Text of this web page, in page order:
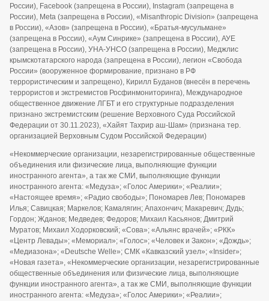
России), Facebook (запрещена в России), Instagram (запрещена в
России), Meta (запрещена в России), «Misanthropic Division» (запрещена
в России), «Азов» (запрещена в России), «Братья-мусульмане»
(запрещена в России), «Аум Синрике» (запрещена в России), АУЕ
(запрещена в России), УНА-УНСО (запрещена в России), Меджлис
крымскотатарского народа (запрещена в России), легион «Свобода
России» (вооруженное формирование, признано в РФ
террористическим и запрещено), Кирилл Буданов (внесён в перечень
террористов и экстремистов Росфинмониторинга), Международное
общественное движение ЛГБТ и его структурные подразделения
признано экстремистским (решение Верховного Суда Российской
Федерации от 30.11.2023), «Хайят Тахрир аш-Шам» (признана тер.
организацией Верховным Судом Российской Федерации)
«Некоммерческие организации, незарегистрированные общественные
объединения или физические лица, выполняющие функции
иностранного агента», а так же СМИ, выполняющие функции
иностранного агента: «Медуза»; «Голос Америки»; «Реалии»;
«Настоящее время»; «Радио свободы»; Пономарев Лев; Пономарев
Илья; Савицкая; Маркелов; Камалягин; Апахончич; Макаревич; Дудь;
Гордон; Жданов; Медведев; Федоров; Михаил Касьянов; Дмитрий
Муратов; Михаил Ходорковский; «Сова»; «Альянс врачей»; «РКК»
«Центр Левады»; «Мемориал»; «Голос»; «Человек и Закон»; «Дождь»;
«Медиазона»; «Deutsche Welle»; СМК «Кавказский узел»; «Insider»;
«Новая газета», «Некоммерческие организации, незарегистрированные
общественные объединения или физические лица, выполняющие
функции иностранного агента», а так же СМИ, выполняющие функции
иностранного агента: «Медуза»; «Голос Америки»; «Реалии»;